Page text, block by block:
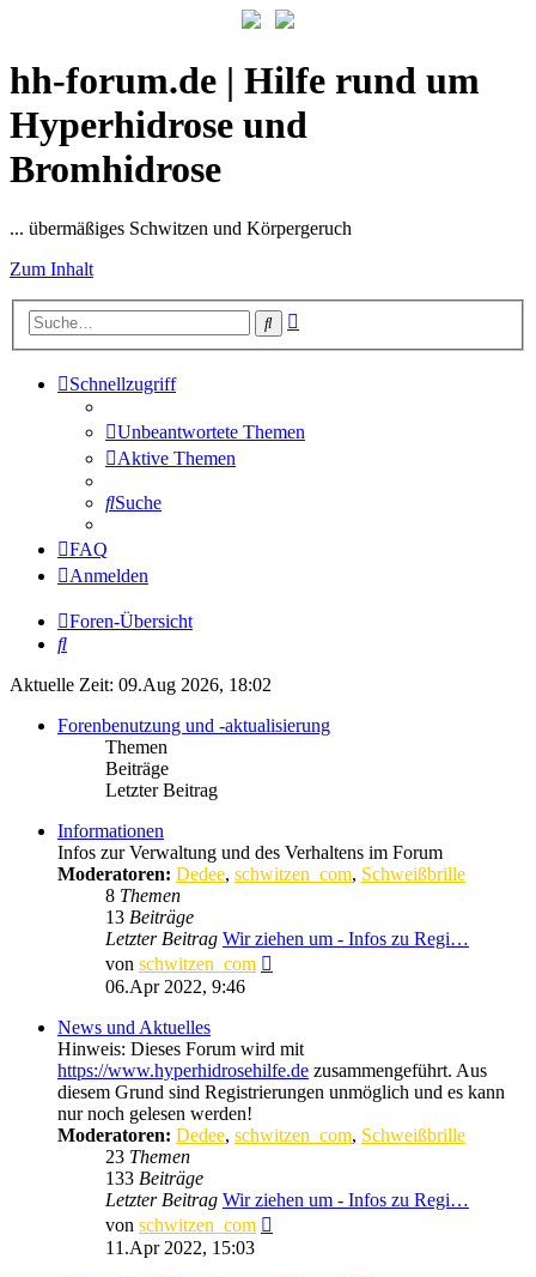
hh-forum.de | Hilfe rund um
Hyperhidrose und
Bromhidrose
... übermäßiges Schwitzen und Körpergeruch
Zum Inhalt
Suche
Schnellzugriff
Unbeantwortete Themen
Aktive Themen
Suche
FAQ
Anmelden
Foren-Übersicht
Suche
Aktuelle Zeit: 09.Aug 2026, 18:02
Forenbenutzung und -aktualisierung
Themen
Beiträge
Letzter Beitrag
Informationen
Infos zur Verwaltung und des Verhaltens im Forum
Moderatoren: Dedee, schwitzen_com, Schweißbrille
8 Themen
13 Beiträge
Letzter Beitrag Wir ziehen um - Infos zu Regi…
von schwitzen_com
06.Apr 2022, 9:46
News und Aktuelles
Hinweis: Dieses Forum wird mit
https://www.hyperhidrosehilfe.de zusammengeführt. Aus
diesem Grund sind Registrierungen unmöglich und es kann
nur noch gelesen werden!
Moderatoren: Dedee, schwitzen_com, Schweißbrille
23 Themen
133 Beiträge
Letzter Beitrag Wir ziehen um - Infos zu Regi…
von schwitzen_com
11.Apr 2022, 15:03